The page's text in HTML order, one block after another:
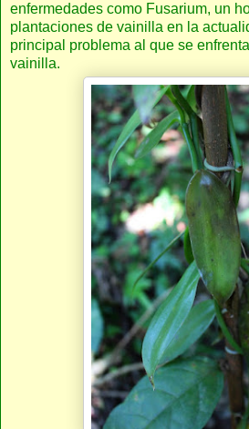
enfermedades como Fusarium, un
plantaciones de vainilla en la
principal problema al que se
vainilla.